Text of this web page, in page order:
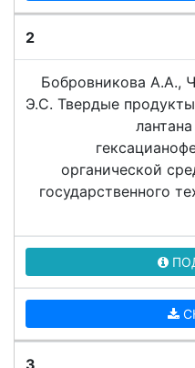
2
Бобровникова А.А.,
Э.С. Твердые
органической
государственного